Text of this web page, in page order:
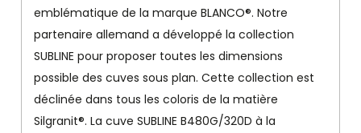
emblématique de la marque BLANCO®. Notre
partenaire allemand a développé la collection
SUBLINE pour proposer toutes les dimensions
possible des cuves sous plan. Cette collection est
déclinée dans tous les coloris de la matière
Silgranit®. La cuve SUBLINE B480G/320D à la